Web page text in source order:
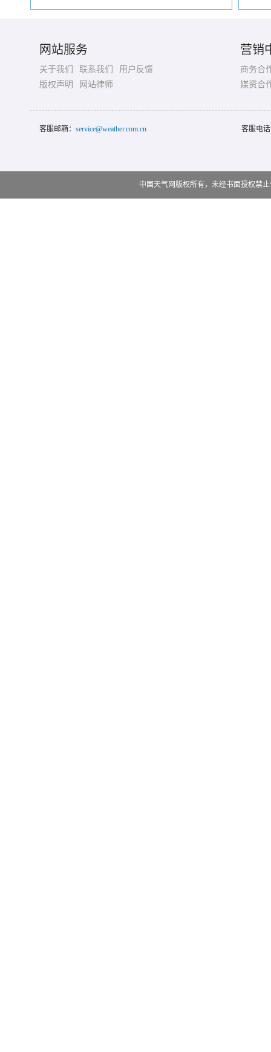
网站服务
关于我们 联系我们
用户反馈
版权声明
网站律师
营销
商务合
媒资合
客服邮箱： service@weather.com.cn 客服电
中国天气网版权所有，未经书面授权